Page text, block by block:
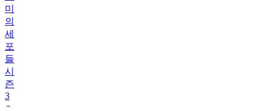
미
의
세
포
들
시
즌
3